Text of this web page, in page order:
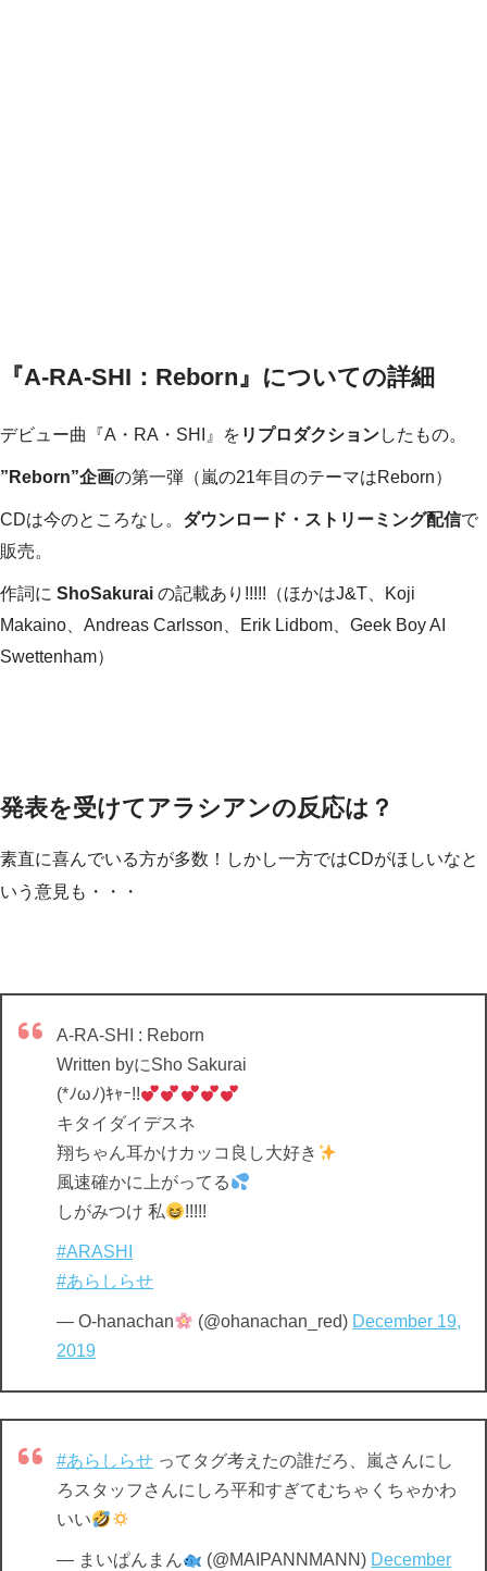
『A-RA-SHI：Reborn』についての詳細
デビュー曲『A・RA・SHI』を リプロダクションしたもの。
”Reborn”企画の第一弾（嵐の21年目のテーマはReborn）
CDは今のところなし。 ダウンロード・ストリーミング配信で
販売。
作詞に ShoSakurai の記載あり!!!!!（ほかはJ&T、Koji
Makaino、Andreas Carlsson、Erik Lidbom、Geek Boy AI
Swettenham）
発表を受けてアラシアンの反応は？
素直に喜んでいる方が多数！しかし一方ではCDがほしいなと
いう意見も・・・
A-RA-SHI : Reborn
Written byにSho Sakurai
(*ﾉωﾉ)ｷｬｰ!!
キタイダイデスネ
翔ちゃん耳かけカッコ良し大好き
風速確かに上がってる
しがみつけ 私
!!!!!
#ARASHI
#あらしらせ
— O-hanachan (@ohanachan_red) December 19,
2019
#あらしらせ ってタグ考えたの誰だろ、嵐さんにし
ろスタッフさんにしろ平和すぎてむちゃくちゃかわ
いい
— まいぱんまん (@MAIPANNMANN) December